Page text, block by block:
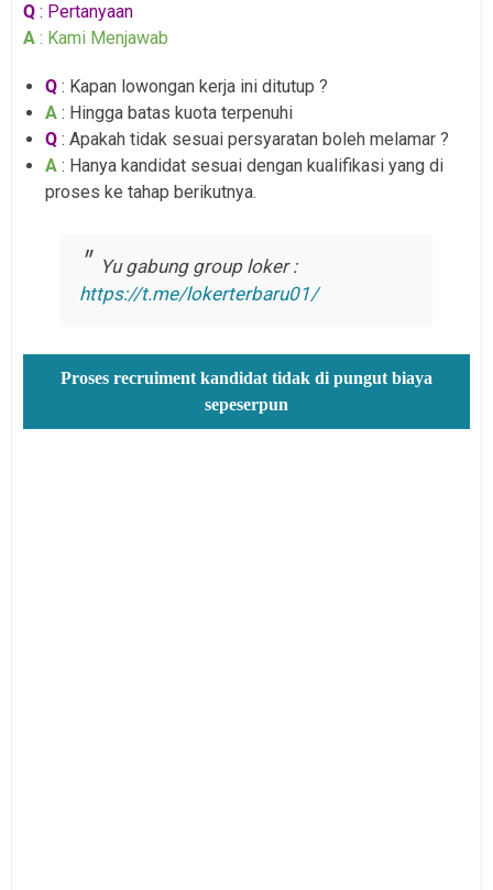
Q : Pertanyaan
A : Kami Menjawab
Q : Kapan lowongan kerja ini ditutup ?
A : Hingga batas kuota terpenuhi
Q : Apakah tidak sesuai persyaratan boleh melamar ?
A : Hanya kandidat sesuai dengan kualifikasi yang di
proses ke tahap berikutnya.
Yu gabung group loker :
https://t.me/lokerterbaru01/
Proses recruiment kandidat tidak di pungut biaya
sepeserpun